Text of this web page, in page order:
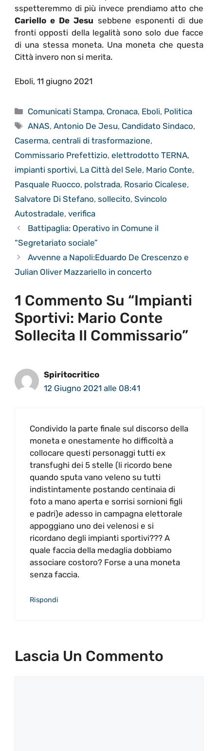
sspetteremmo di più invece prendiamo atto che
Cariello e De Jesu sebbene esponenti di due
fronti opposti della legalità sono solo due facce
di una stessa moneta. Una moneta che questa
Città invero non si merita.
Eboli, 11 giugno 2021
Categorie
Comunicati Stampa, Cronaca, Eboli, Politica
Tag
ANAS,Antonio De Jesu, Candidato Sindaco,
Caserma, centrali di trasformazione,
Commissario Prefettizio, elettrodotto TERNA,
impianti sportivi, La Città del Sele, Mario Conte,
Pasquale Ruocco, polstrada, Rosario Cicalese,
Salvatore Di Stefano, sollecito, Svincolo
Autostradale, verifica
Battipaglia: Operativo in Comune il
“Segretariato sociale”
Avvenne a Napoli:Eduardo De Crescenzo e
Julian Oliver Mazzariello in concerto
1 Commento Su “Impianti
Sportivi: Mario Conte
Sollecita Il Commissario”
Spiritocritico
12 Giugno 2021 alle 08:41
Condivido la parte finale sul discorso della
moneta e onestamente ho difficoltà a
collocare questi personaggi tutti ex
transfughi dei 5 stelle (li ricordo bene
quando sputa vano veleno su tutti
indistintamente postando centinaia di
foto a mano aperta e sorrisi sornioni figli
e padri)e adesso in campagna elettorale
appoggiano uno dei velenosi e si
ricordano degli impianti sportivi??? A
quale faccia della medaglia dobbiamo
associare costoro? Forse a una moneta
senza faccia.
Rispondi
Lascia Un Commento